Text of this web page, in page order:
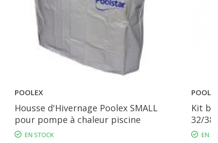
POOLEX
Housse d'Hivernage Poolex SMALL
pour pompe à chaleur piscine
EN STOCK
Kit
32/
hors-
EN